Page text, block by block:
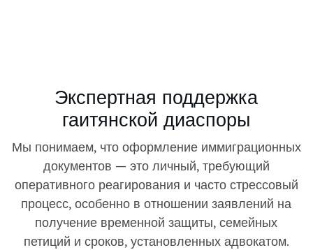
Экспертная поддержка
гаитянской диаспоры
Мы понимаем, что оформление иммиграционных
документов — это личный, требующий
оперативного реагирования и часто стрессовый
процесс, особенно в отношении заявлений на
получение временной защиты, семейных
петиций и сроков, установленных адвокатом.